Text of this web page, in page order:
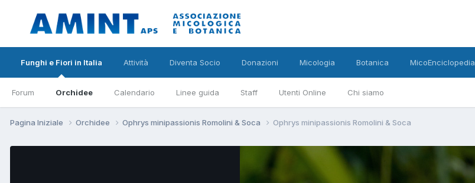
Funghi e Fiori in Italia
Forum Orchidee Calendario Linee guida Staff Utenti Online Chi siamo
Attività Diventa Socio Donazioni Micologia Botanica MicoEnciclopedia
Pagina Iniziale Orchidee Ophrys minipassionis Romolini & Soca Ophrys minipassionis Romolini & Soca